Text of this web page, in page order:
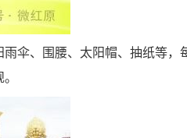
伞、围腰、太阳帽、抽纸等，